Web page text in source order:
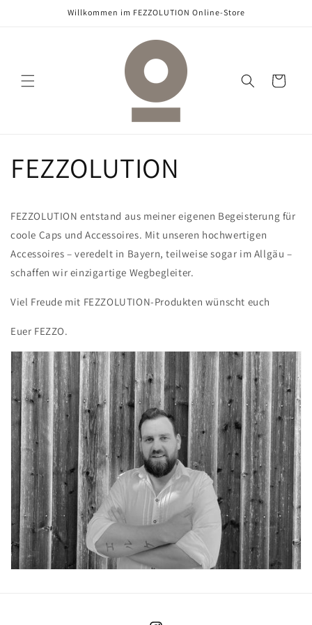
Willkommen im FEZZOLUTION Online-Store
Warenkorb
FEZZOLUTION
FEZZOLUTION entstand aus meiner eigenen Begeisterung für
coole Caps und Accessoires. Mit unseren hochwertigen
Accessoires – veredelt in Bayern, teilweise sogar im Allgäu –
schaffen wir einzigartige Wegbegleiter.
Viel Freude mit FEZZOLUTION-Produkten wünscht euch
Euer FEZZO.